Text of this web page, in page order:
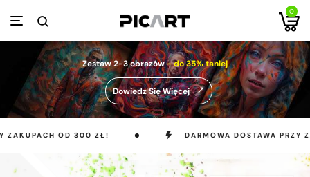
0
Zestaw 2-3 obrazów- do 35% taniej
Dowiedz Się Więcej
OD 300 ZŁ! DARMOWA DOSTAWA PRZY